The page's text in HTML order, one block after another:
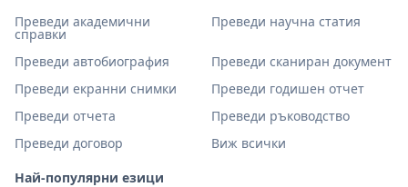
Преведи академични
справки
Преведи научна статия
Преведи автобиография
Преведи сканиран документ
Преведи екранни снимки
Преведи годишен отчет
Преведи отчета
Преведи ръководство
Преведи договор
Виж всички
Най-популярни езици